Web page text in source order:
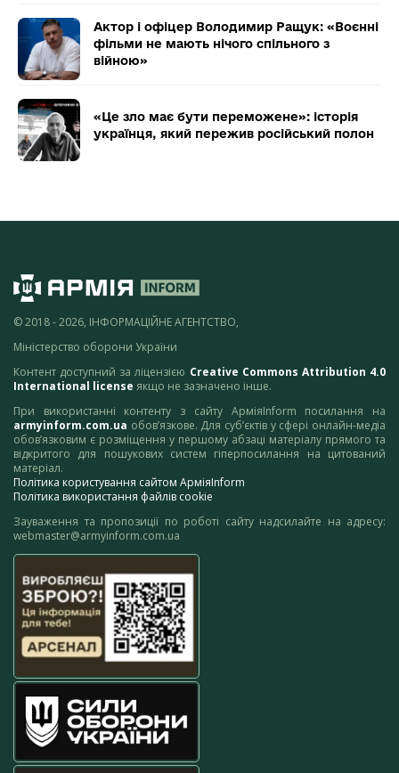
Актор і офіцер Володимир Ращук: «Воєнні
фільми не мають нічого спільного з
війною»
«Це зло має бути переможене»: історія
українця, який пережив російський полон
© 2018 - 2026, ІНФОРМАЦІЙНЕ АГЕНТСТВО,
Міністерство оборони України
Контент доступний за ліцензією Creative Commons Attribution 4.0
International license якщо не зазначено інше.
При використанні контенту з сайту АрміяInform посилання на
armyinform.com.ua обов’язкове. Для суб’єктів у сфері онлайн-медіа
обов’язковим є розміщення у першому абзаці матеріалу прямого та
відкритого для пошукових систем гіперпосилання на цитований
матеріал.
Політика користування сайтом АрміяInform
Політика використання файлів cookie
Зауваження та пропозиції по роботі сайту надсилайте на адресу:
webmaster@armyinform.com.ua